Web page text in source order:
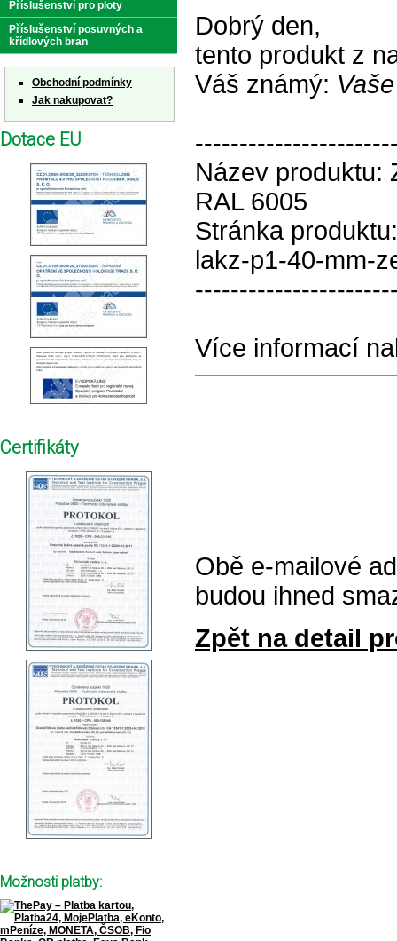
Dobrý den,
tento produkt z
Váš známý:
Název produktu:
RAL 6005
Stránka
lakz-p1-40-mm-
Více informací
Obě e-mailové
budou ihned
Zpět na detail
Příslušenství pro ploty
Příslušenství posuvných a
křídlových bran
Obchodní podmínky
Jak nakupovat?
Dotace EU
Certifikáty
Možnosti platby: